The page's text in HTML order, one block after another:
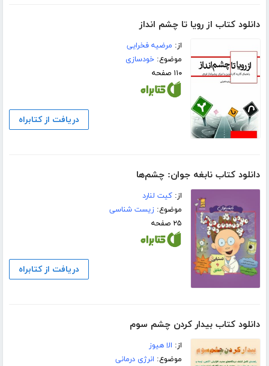
دانلود کتاب از رویا تا چشم انداز
از: مرضیه فخرایی
موضوع:خودسازی
۱۱۰ صفحه
دریافت از کتابراه
دانلود کتاب نابغه جوان: چشم‌ها
از:کیت لنارد
موضوع:زیست شناسی
۲۵ صفحه
دریافت از کتابراه
دانلود کتاب بیدار کردن چشم سوم
از: الا هیوز
موضوع: انرژی درمانی